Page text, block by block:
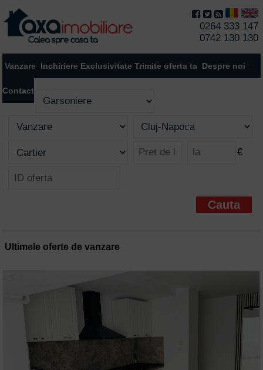
0264 333 147
0742 130 130
Vanzare Inchiriere Exclusivitate Trimite oferta ta Despre noi
Contact
€
Ultimele oferte de vanzare